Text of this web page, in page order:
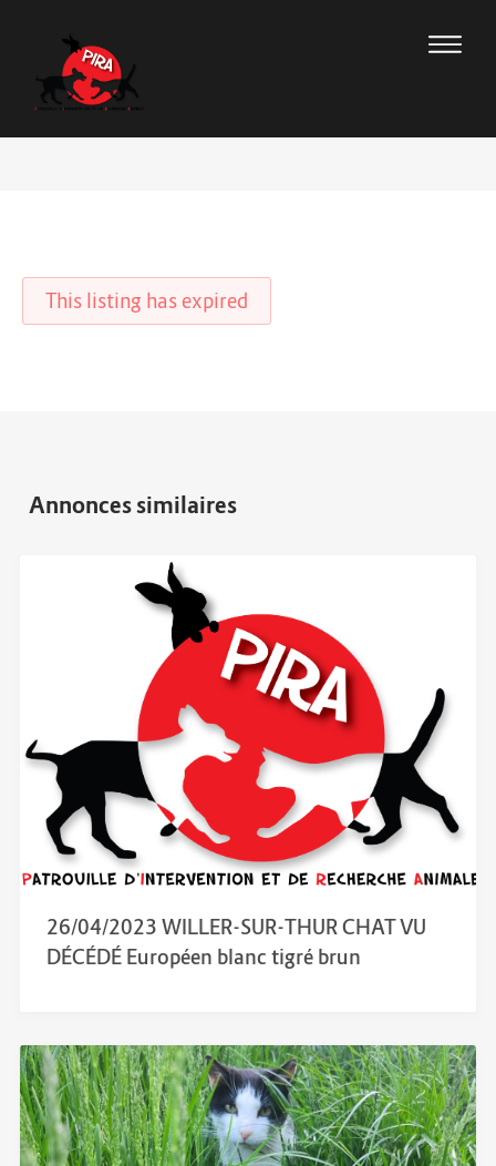
This listing has expired
26/04/2023 WILLER-SUR-THUR CHAT VU
DÉCÉDÉ Européen blanc tigré brun